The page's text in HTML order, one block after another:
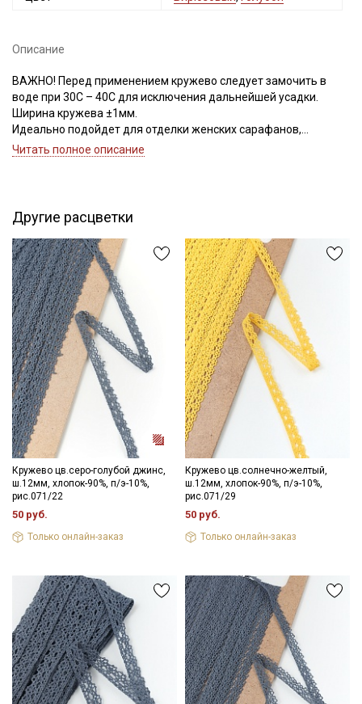
Описание
ВАЖНО! Перед применением кружево следует замочить в
воде при 30С – 40С для исключения дальнейшей усадки.
Ширина кружева ±1мм.
Идеально подойдет для отделки женских сарафанов,
платьев, юбок, рукавов.
Цветопередача может отличаться от оригинального цвета в
зависимости от настроек вашего монитора.
Читать полное описание
Другие расцветки
Кружево цв.серо-голубой джинс,
ш.12мм, хлопок-90%, п/э-10%,
рис.071/22
50 руб.
Только онлайн-заказ
Кружево цв.солнечно-желтый,
ш.12мм, хлопок-90%, п/э-10%,
рис.071/29
50 руб.
Только онлайн-заказ